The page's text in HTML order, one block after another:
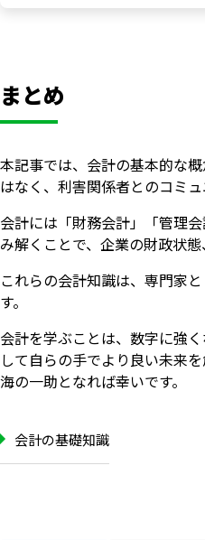
まとめ
本記事では、会計の基本的な
はなく、利害関係者とのコミ
会計には「財務会計」「管理
み解くことで、企業の財政状
これらの会計知識は、専門家
す。
会計を学ぶことは、数字に強
して自らの手でより良い未来
海の一助となれば幸いです。
会計の基礎知識